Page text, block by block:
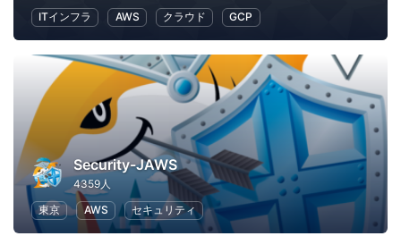
ITインフラ AWS クラウド GCP
Security-JAWS
4359人
東京
AWS セキュリティ